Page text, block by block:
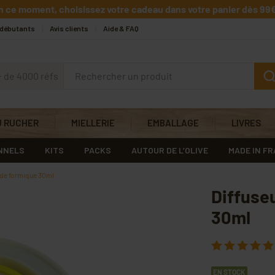
ce moment, choisissez votre cadeau dans votre panier dès
débutants Avis clients Aide & FAQ
de 4000 réfs
RUCHER MIELLERIE EMBALLAGE LIVRES
KITS PACKS AUTOUR DE L’OLIVE MADE IN
formique 30ml
30ml
EN STOCK